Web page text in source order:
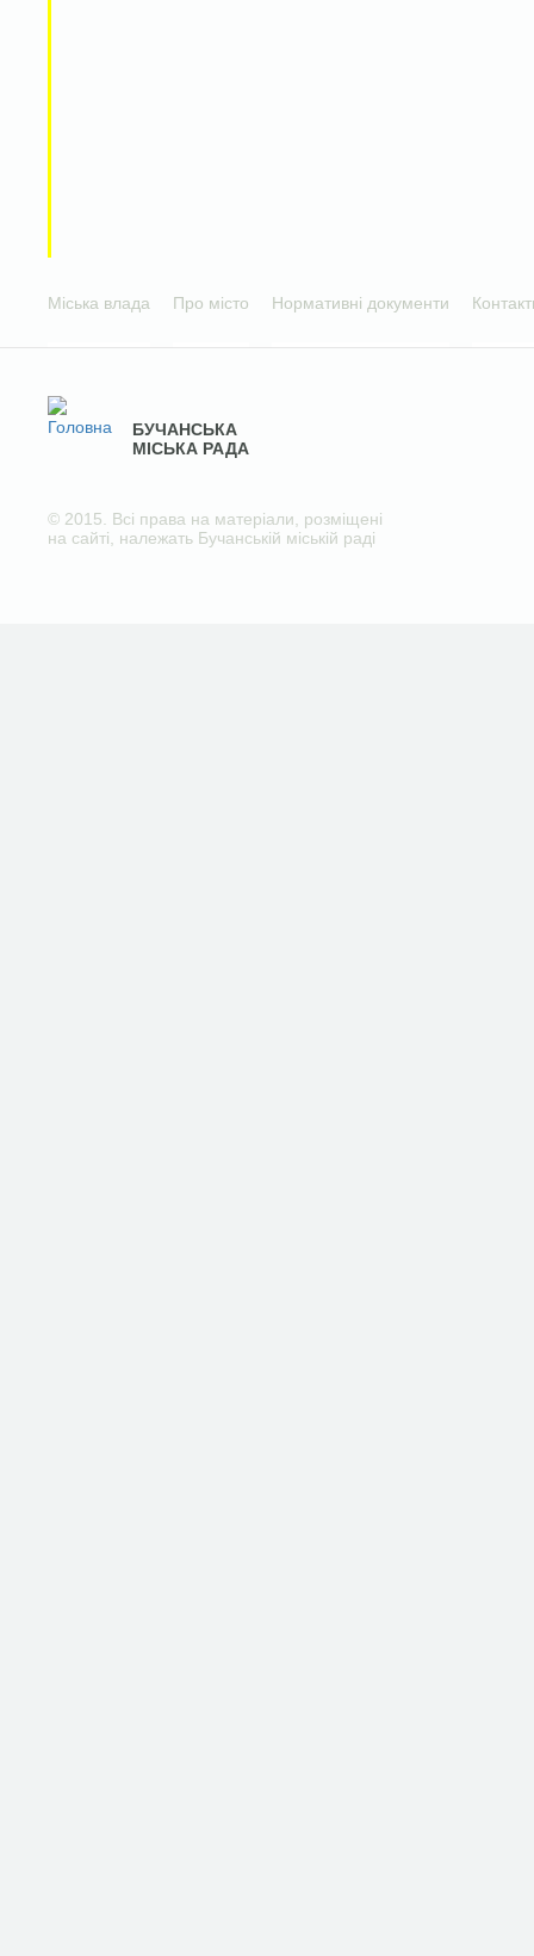
Міська влада Про місто Нормативні документи
БУЧАНСЬКА
МІСЬКА РАДА
© 2015. Всі права на матеріали, розміщені
на сайті, належать Бучанській міській раді